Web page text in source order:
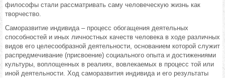
философы стали рассматривать саму человеческую жизнь как
творчество.
Саморазвитие индивида – процесс обогащения деятельных
способностей и иных личностных качеств человека в ходе различных
видов его целесообразной деятельности, основанием которой служит
распредмечивание (присвоение) социального опыта и достижениями
культуры, воплощенных в реалиях, вовлекаемых в процесс той или
иной деятельности. Ход саморазвития индивида и его результаты